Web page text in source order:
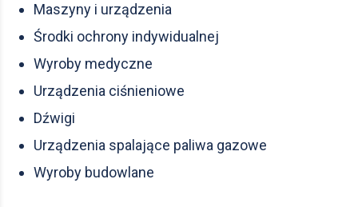
Maszyny i urządzenia
Środki ochrony indywidualnej
Wyroby medyczne
Urządzenia ciśnieniowe
Dźwigi
Urządzenia spalające paliwa gazowe
Wyroby budowlane